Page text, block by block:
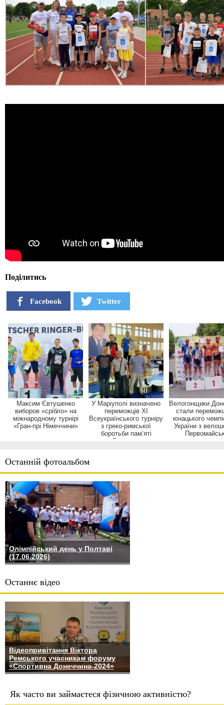
Останній фотоальбом
Олімпійський день у Полтаві
(17.06.2026)
Останнє відео
Відеопривітання Віктора
Ремського учасникам форуму
«Спортивна Донеччина-2024»
Як часто ви займаєтеся фізичною активністю?
Поділитись
Facebook Twitter
Максим Євтушенко
виборов «срібло» на
міжнародному турнірі
«Гран-прі Німеччини»
У Маріуполі визначено
переможців XI
Всеукраїнського турніру
з греко-римської
боротьби пам’яті
Геннад...
Велогонщики
стали
юнацького
України з